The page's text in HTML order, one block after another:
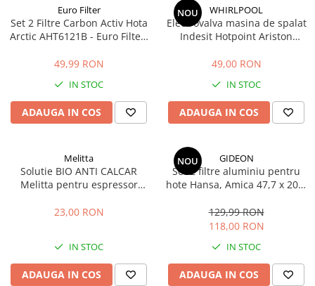
Euro Filter
Set 2 Filtre Carbon Activ Hota
Arctic AHT6121B - Euro Filter,
49,99 RON
IN STOC
ADAUGA IN COS
NOU WHIRLPOOL
Electrovalva masina de spalat
Indesit Hotpoint Ariston
482000022813 C00110333
49,00 RON
IN STOC
ADAUGA IN COS
Melitta
Solutie BIO ANTI CALCAR
Melitta pentru espressor
apa, 250 ml, 6 utilizari
23,00 RON
IN STOC
ADAUGA IN COS
NOU GIDEON
Set 2 filtre aluminiu pentru
hote Hansa, Amica 47,7 x 20,4
129,99 RON
118,00 RON
IN STOC
ADAUGA IN COS